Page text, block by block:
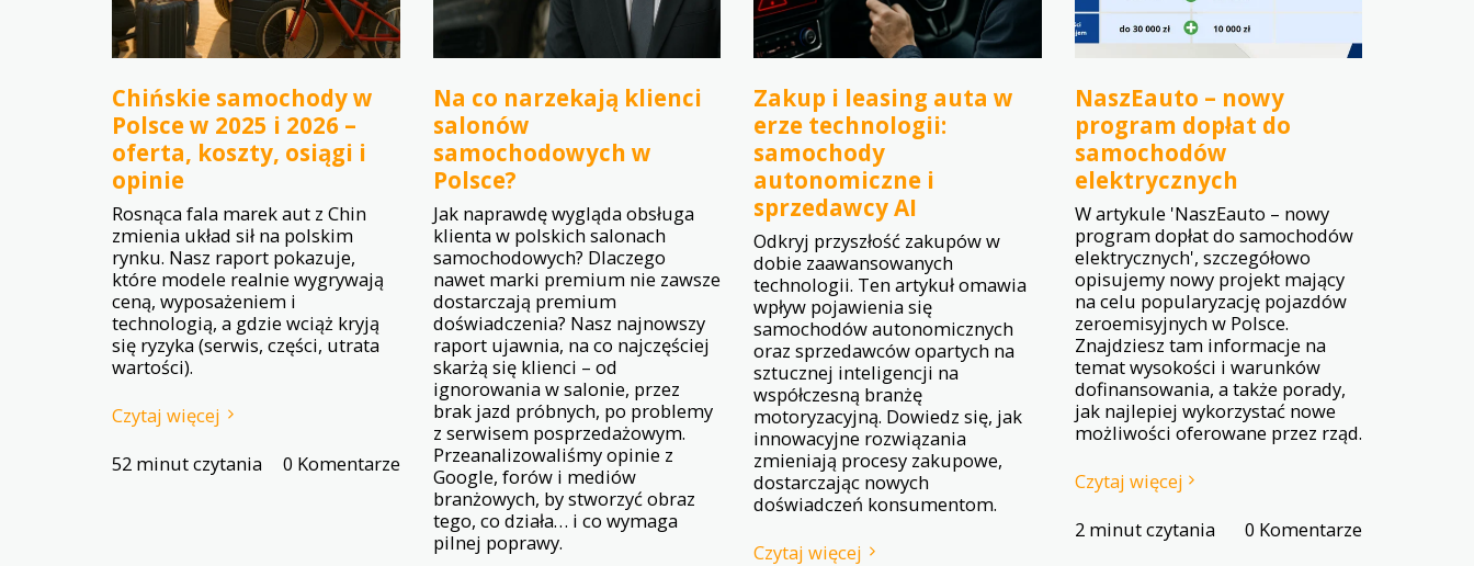
Chińskie samochody w
Polsce w 2025 i 2026 –
oferta, koszty, osiągi i
opinie
Rosnąca fala marek aut z Chin
zmienia układ sił na polskim
rynku. Nasz raport pokazuje,
które modele realnie wygrywają
ceną, wyposażeniem i
technologią, a gdzie wciąż kryją
się ryzyka (serwis, części, utrata
wartości).
Czytaj więcej
52 minut czytania
0 Komentarze
Na co narzekają klienci
salonów
samochodowych w
Polsce?
Jak naprawdę wygląda obsługa
klienta w polskich salonach
samochodowych? Dlaczego
nawet marki premium nie zawsze
dostarczają premium
doświadczenia? Nasz najnowszy
raport ujawnia, na co najczęściej
skarżą się klienci – od
ignorowania w salonie, przez
brak jazd próbnych, po problemy
z serwisem posprzedażowym.
Przeanalizowaliśmy opinie z
Google, forów i mediów
branżowych, by stworzyć obraz
tego, co działa… i co wymaga
pilnej poprawy.
Zakup i leasing auta w
erze technologii:
samochody
autonomiczne i
sprzedawcy AI
Odkryj przyszłość zakupów w
dobie zaawansowanych
technologii. Ten artykuł omawia
wpływ pojawienia się
samochodów autonomicznych
oraz sprzedawców opartych na
sztucznej inteligencji na
współczesną branżę
motoryzacyjną. Dowiedz się, jak
innowacyjne rozwiązania
zmieniają procesy zakupowe,
dostarczając nowych
doświadczeń konsumentom.
Czytaj więcej
NaszEauto – nowy
program dopłat do
samochodów
elektrycznych
W artykule 'NaszEauto – nowy
program dopłat do samochodów
elektrycznych', szczegółowo
opisujemy nowy projekt mający
na celu popularyzację pojazdów
zeroemisyjnych w Polsce.
Znajdziesz tam informacje na
temat wysokości i warunków
dofinansowania, a także porady,
jak najlepiej wykorzystać nowe
możliwości oferowane przez rząd.
Czytaj więcej
2 minut czytania
0 Komentarze